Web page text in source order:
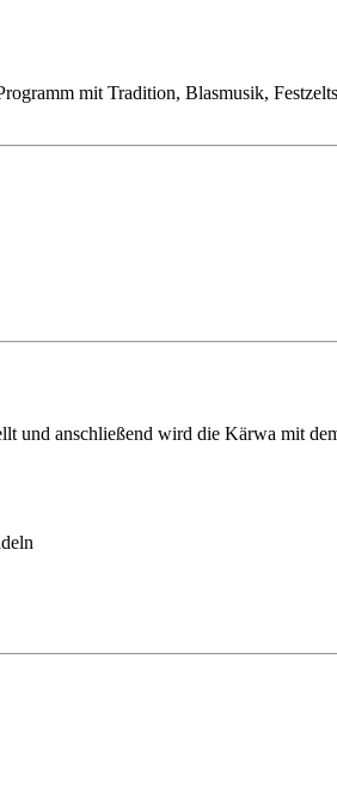
mit Tradition, Blasmusik,
und anschließend wird die Kärwa mit